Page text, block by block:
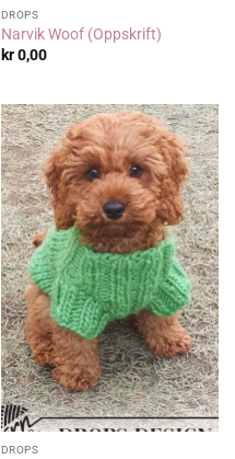
DROPS
Narvik Woof (Oppskrift)
kr0,00
DROPS